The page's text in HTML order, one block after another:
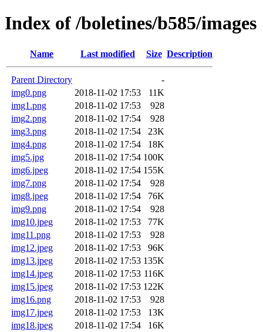
Index of /boletines/b585/images
Name Last modified Size Description
Parent Directory
-
img0.png
2018-11-02 17:53
11K
img1.png
2018-11-02 17:53
928
img2.png
2018-11-02 17:54
928
img3.png
2018-11-02 17:54
23K
img4.png
2018-11-02 17:54
18K
img5.jpg
2018-11-02 17:54 100K
img6.jpeg
2018-11-02 17:54 155K
img7.png
2018-11-02 17:54
928
img8.jpeg
2018-11-02 17:54
76K
img9.png
2018-11-02 17:54
928
img10.jpeg
2018-11-02 17:53
77K
img11.png
2018-11-02 17:53
928
img12.jpeg
2018-11-02 17:53
96K
img13.jpeg
2018-11-02 17:53 135K
img14.jpeg
2018-11-02 17:53 116K
img15.jpeg
2018-11-02 17:53 122K
img16.png
2018-11-02 17:53
928
img17.jpeg
2018-11-02 17:53
13K
img18.jpeg
2018-11-02 17:54
16K